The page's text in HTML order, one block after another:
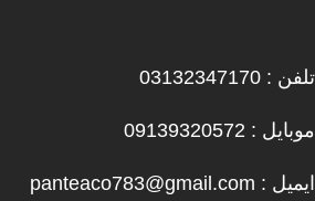
تلفن : 03132347170
موبایل : 09139320572
ایمیل : panteaco783@gmail.com